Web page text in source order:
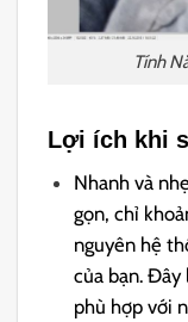
Tính
Lợi ích khi
Nhanh và
gọn, chỉ
nguyên hệ
của bạn. Đây
phù hợp với